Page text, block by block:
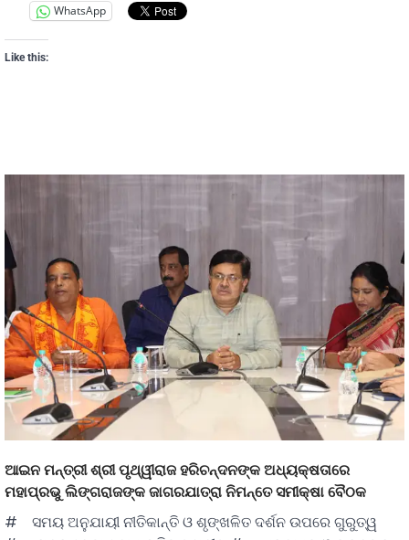
WhatsApp
Like this:
ଆଇନ ମନ୍ତ୍ରୀ ଶ୍ରୀ ପୃଥ୍ୱୀରାଜ ହରିଚନ୍ଦନଙ୍କ ଅଧ୍ୟକ୍ଷତାରେ
ମହାପ୍ରଭୁ ଲିଙ୍ଗରାଜଙ୍କ ଜାଗରଯାତ୍ରା ନିମନ୍ତେ ସମୀକ୍ଷା ବୈଠକ
# ସମୟ ଅନୁଯାୟୀ ନୀତିକାନ୍ତି ଓ ଶୃଙ୍ଖଳିତ ଦର୍ଶନ ଉପରେ ଗୁରୁତ୍ୱ